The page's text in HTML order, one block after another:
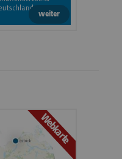
weiter
Webkarte